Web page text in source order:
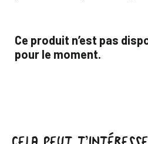
Ce produit n’est pas
pour le moment.